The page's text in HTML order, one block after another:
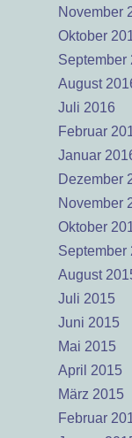
November
Oktober
September
August
Juli 2016
Februar
Januar
Dezember
November
Oktober
September
August
Juli 2015
Juni 2015
Mai 2015
April 2015
März 2015
Februar